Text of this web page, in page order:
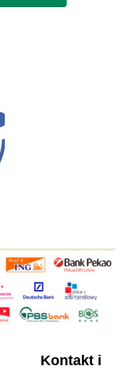
Kontakt i